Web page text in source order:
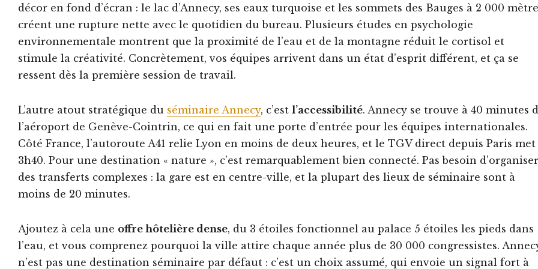
décor en fond d’écran : le lac d’Annecy, ses eaux turquoise et les sommets des Bauges à 2 000
créent une rupture nette avec le quotidien du bureau. Plusieurs études en psychologie
environnementale montrent que la proximité de l’eau et de la montagne réduit le cortisol et
stimule la créativité. Concrètement, vos équipes arrivent dans un état d’esprit différent, et ça se
ressent dès la première session de travail.
L’autre atout stratégique du séminaire Annecy, c’est l’accessibilité. Annecy se trouve à 40 minutes
l’aéroport de Genève-Cointrin, ce qui en fait une porte d’entrée pour les équipes internationales.
Côté France, l’autoroute A41 relie Lyon en moins de deux heures, et le TGV direct depuis Paris met
3h40. Pour une destination « nature », c’est remarquablement bien connecté. Pas besoin d’organiser
des transferts complexes : la gare est en centre-ville, et la plupart des lieux de séminaire sont à
moins de 20 minutes.
Ajoutez à cela une offre hôtelière dense, du 3 étoiles fonctionnel au palace 5 étoiles les pieds dans
l’eau, et vous comprenez pourquoi la ville attire chaque année plus de 30 000 congressistes.
n’est pas une destination séminaire par défaut : c’est un choix assumé, qui envoie un signal fort à